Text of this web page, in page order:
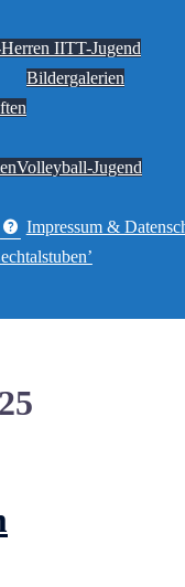
IITT-Jugend
Bildergalerien
Volleyball-Jugend
Impressum &